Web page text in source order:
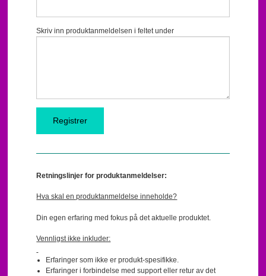
Skriv inn produktanmeldelsen i feltet under
Retningslinjer for produktanmeldelser:
Hva skal en produktanmeldelse inneholde?
Din egen erfaring med fokus på det aktuelle produktet.
Vennligst ikke inkluder:
Erfaringer som ikke er produkt-spesifikke.
Erfaringer i forbindelse med support eller retur av det